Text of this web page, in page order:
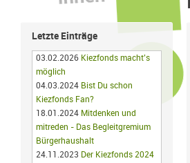
Letzte Einträge
03.02.2026 Kiezfonds macht’s
möglich
04.03.2024 Bist Du schon
Kiezfonds Fan?
18.01.2024 Mitdenken und
mitreden - Das Begleitgremium
Bürgerhaushalt
24.11.2023 Der Kiezfonds 2024